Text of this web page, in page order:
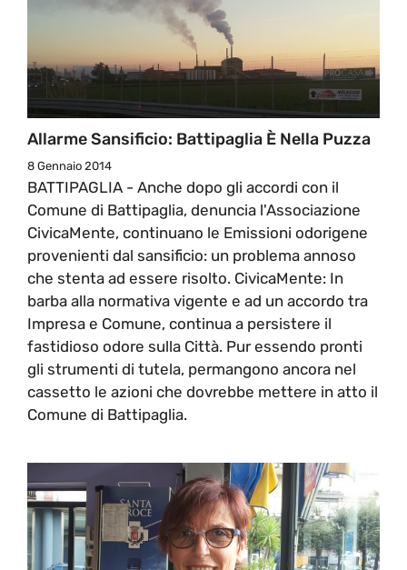
Allarme Sansificio: Battipaglia È Nella Puzza
8 Gennaio 2014
BATTIPAGLIA - Anche dopo gli accordi con il
Comune di Battipaglia, denuncia l'Associazione
CivicaMente, continuano le Emissioni odorigene
provenienti dal sansificio: un problema annoso
che stenta ad essere risolto. CivicaMente: In
barba alla normativa vigente e ad un accordo tra
Impresa e Comune, continua a persistere il
fastidioso odore sulla Città. Pur essendo pronti
gli strumenti di tutela, permangono ancora nel
cassetto le azioni che dovrebbe mettere in atto il
Comune di Battipaglia.